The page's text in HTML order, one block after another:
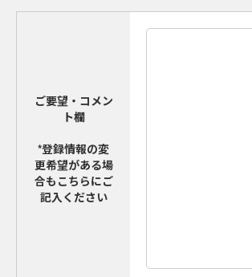
ご要望・コメン
ト欄
*登録情報の変
更希望がある場
合もこちらにご
記入ください